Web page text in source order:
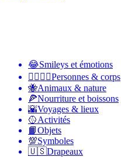
😂Smileys et émotions
👩‍❤️‍💋‍👨Personnes & corps
🐝Animaux & nature
🍕Nourriture et boissons
🌇Voyages & lieux
🥎Activités
📙Objets
💯Symboles
🇺🇸Drapeaux